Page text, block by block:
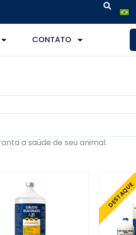
CONTATO
a saúde de seu animal.
DESTAQUE